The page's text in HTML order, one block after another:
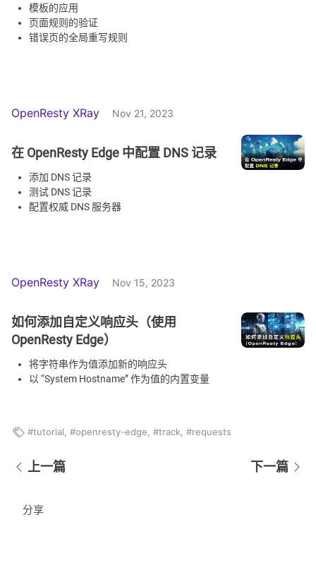
模板的应用
页面规则的验证
错误页的全局重写规则
OpenResty XRay Nov 21, 2023
在 OpenResty Edge 中配置 DNS 记录
添加 DNS 记录
测试 DNS 记录
配置权威 DNS 服务器
OpenResty XRay Nov 15, 2023
如何添加自定义响应头（使用
OpenResty Edge）
将字符串作为值添加新的响应头
以 “System Hostname” 作为值的内置变量
tutorial, openresty-edge, track, requests
上一篇 下一篇
分享